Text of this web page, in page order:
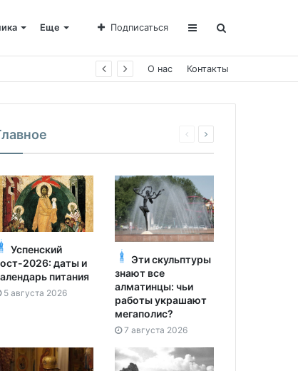
Еще Подписаться
О нас Контакты
Успенский
2026: даты и
питания
5 августа 2026
Эти скульптуры
знают все
алматинцы: чьи
работы украшают
мегаполис?
7 августа 2026